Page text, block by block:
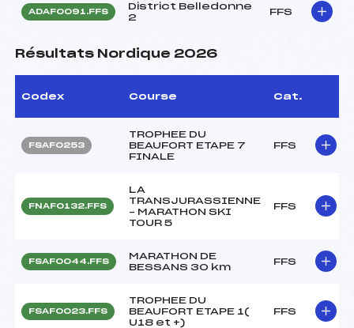
ADAF0091.FFS
District Belledonne
2
FFS
Résultats Nordique 2026
Codex Course Cat.
FSAF0253
TROPHEE DU
BEAUFORT ETAPE 7
FINALE
FFS
FNAF0132.FFS
LA
TRANSJURASSIENNE
– MARATHON SKI
TOUR 5
FFS
FSAF0044.FFS
MARATHON DE
BESSANS 30 km
FFS
FSAF0023.FFS
TROPHEE DU
BEAUFORT ETAPE 1(
U18 et +)
FFS